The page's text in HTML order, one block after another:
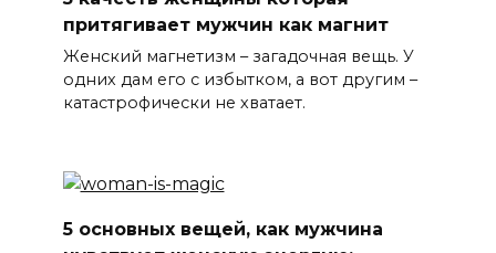
притягивает мужчин как магнит
Женский магнетизм – загадочная вещь. У
одних дам его с избытком, а вот другим –
катастрофически не хватает.
5 основных вещей, как мужчина